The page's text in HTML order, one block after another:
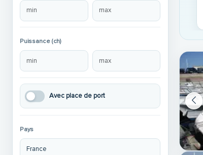
Puissance (ch)
Avec place de port
Pays